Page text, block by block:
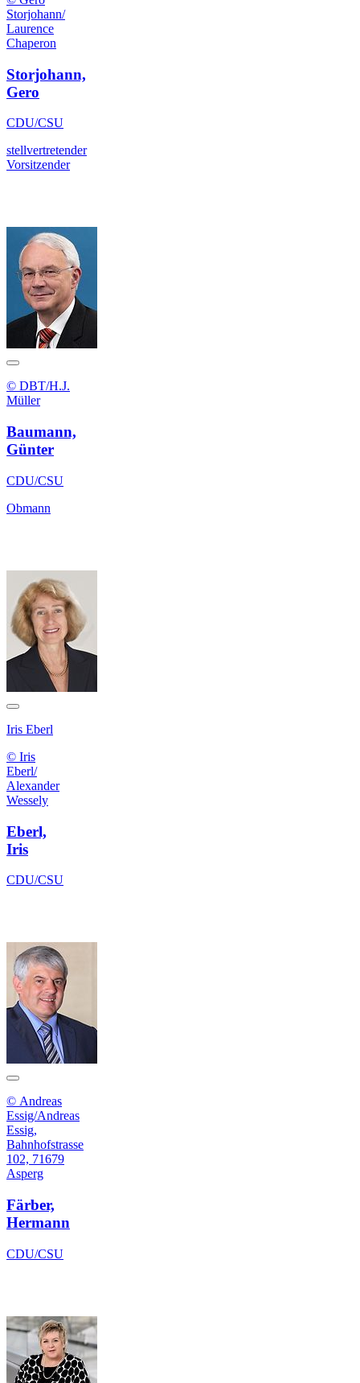
Storjohann/
Laurence
Chaperon
Storjohann,
Gero
CDU/CSU
stellvertretender
Vorsitzender
© DBT/H.J.
Müller
Baumann,
Günter
CDU/CSU
Obmann
Iris Eberl
© Iris
Eberl/
Alexander
Wessely
Eberl,
Iris
CDU/CSU
© Andreas
Essig/Andreas
Essig,
Bahnhofstrasse
102, 71679
Asperg
Färber,
Hermann
CDU/CSU